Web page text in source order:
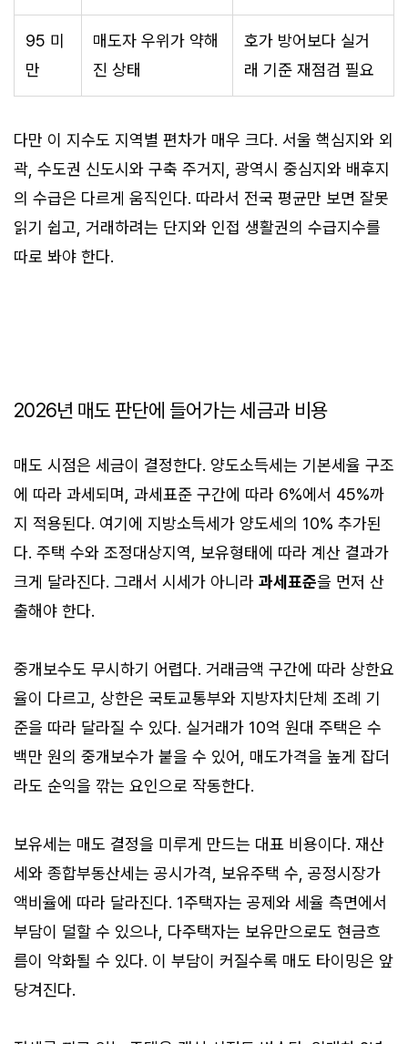
95 미
만
매도자 우위가 약해
진 상태
호가 방어보다 실거
래 기준 재점검 필요
다만 이 지수도 지역별 편차가 매우 크다. 서울 핵심지와 외
곽, 수도권 신도시와 구축 주거지, 광역시 중심지와 배후지
의 수급은 다르게 움직인다. 따라서 전국 평균만 보면 잘못
읽기 쉽고, 거래하려는 단지와 인접 생활권의 수급지수를
따로 봐야 한다.
2026년 매도 판단에 들어가는 세금과 비용
매도 시점은 세금이 결정한다. 양도소득세는 기본세율 구조
에 따라 과세되며, 과세표준 구간에 따라 6%에서 45%까
지 적용된다. 여기에 지방소득세가 양도세의 10% 추가된
다. 주택 수와 조정대상지역, 보유형태에 따라 계산 결과가
크게 달라진다. 그래서 시세가 아니라 과세표준을 먼저 산
출해야 한다.
중개보수도 무시하기 어렵다. 거래금액 구간에 따라 상한요
율이 다르고, 상한은 국토교통부와 지방자치단체 조례 기
준을 따라 달라질 수 있다. 실거래가 10억 원대 주택은 수
백만 원의 중개보수가 붙을 수 있어, 매도가격을 높게 잡더
라도 순익을 깎는 요인으로 작동한다.
보유세는 매도 결정을 미루게 만드는 대표 비용이다. 재산
세와 종합부동산세는 공시가격, 보유주택 수, 공정시장가
액비율에 따라 달라진다. 1주택자는 공제와 세율 측면에서
부담이 덜할 수 있으나, 다주택자는 보유만으로도 현금흐
름이 악화될 수 있다. 이 부담이 커질수록 매도 타이밍은 앞
당겨진다.